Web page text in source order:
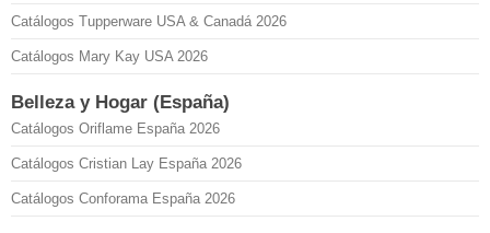
Catálogos Tupperware USA & Canadá 2026
Catálogos Mary Kay USA 2026
Belleza y Hogar (España)
Catálogos Oriflame España 2026
Catálogos Cristian Lay España 2026
Catálogos Conforama España 2026